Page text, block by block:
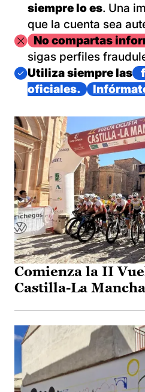
siempre lo es. Una
que la cuenta sea
ImagenNo compartas
sigas perfiles
Imagen
Utiliza siempre las
oficiales.
Comienza la II
Castilla-La